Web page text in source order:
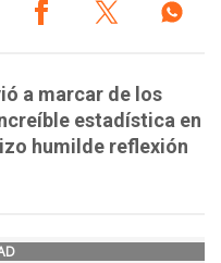
a marcar de los
estadística en
humilde reflexión